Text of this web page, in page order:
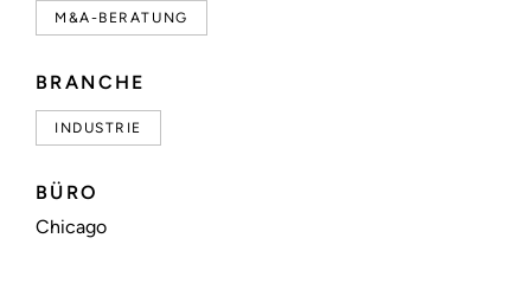
M&A-BERATUNG
BRANCHE
INDUSTRIE
BÜRO
Chicago